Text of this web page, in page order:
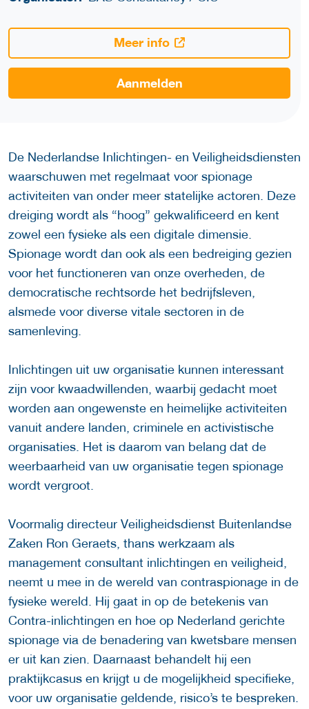
Meer info
Aanmelden
De Nederlandse Inlichtingen- en Veiligheidsdiensten
waarschuwen met regelmaat voor spionage
activiteiten van onder meer statelijke actoren. Deze
dreiging wordt als “hoog” gekwalificeerd en kent
zowel een fysieke als een digitale dimensie.
Spionage wordt dan ook als een bedreiging gezien
voor het functioneren van onze overheden, de
democratische rechtsorde het bedrijfsleven,
alsmede voor diverse vitale sectoren in de
samenleving.
Inlichtingen uit uw organisatie kunnen interessant
zijn voor kwaadwillenden, waarbij gedacht moet
worden aan ongewenste en heimelijke activiteiten
vanuit andere landen, criminele en activistische
organisaties. Het is daarom van belang dat de
weerbaarheid van uw organisatie tegen spionage
wordt vergroot.
Voormalig directeur Veiligheidsdienst Buitenlandse
Zaken Ron Geraets, thans werkzaam als
management consultant inlichtingen en veiligheid,
neemt u mee in de wereld van contraspionage in de
fysieke wereld. Hij gaat in op de betekenis van
Contra-inlichtingen en hoe op Nederland gerichte
spionage via de benadering van kwetsbare mensen
er uit kan zien. Daarnaast behandelt hij een
praktijkcasus en krijgt u de mogelijkheid specifieke,
voor uw organisatie geldende, risico’s te bespreken.